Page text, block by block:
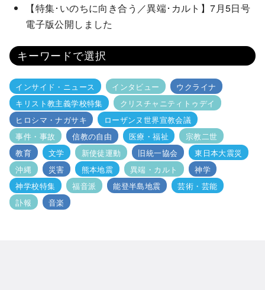
【特集･いのちに向き合う／異端･カルト】7月5日号
電子版公開しました
キーワードで選択
インサイド・ニュース インタビュー
ウクライナ
キリスト教主義学校特集
クリスチャニティトゥデイ
ヒロシマ・ナガサキ
ローザンヌ世界宣教会議
事件・事故
信教の自由 医療・福祉
宗教二世
教育
文学 新使徒運動 旧統一協会
東日本大震災
沖縄
災害 熊本地震 異端・カルト
神学
神学校特集
福音派 能登半島地震
芸術・芸能
訃報
音楽